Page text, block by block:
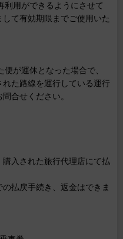
利用ができるようにさせて
て有効期限までご使用いた
が運休となった場合で、
た路線を運行している運行
合せください。
券
入された旅行代理店にて払
払戻手続き、返金はできま